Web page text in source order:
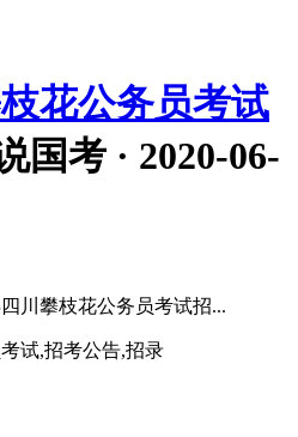
花公务员考试
国考 · 2020-06-
川攀枝花公务员考试招...
试,招考公告,招录